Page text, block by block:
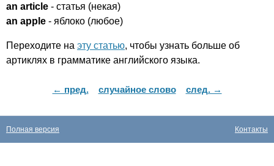
an article - статья (некая)
an apple - яблоко (любое)
Переходите на эту статью, чтобы узнать больше об
артиклях в грамматике английского языка.
← пред. случайное слово след. →
Контакты
Полная версия